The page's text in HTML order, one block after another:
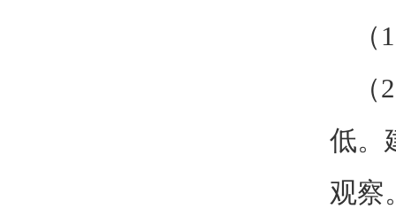
（
（
低。
观察